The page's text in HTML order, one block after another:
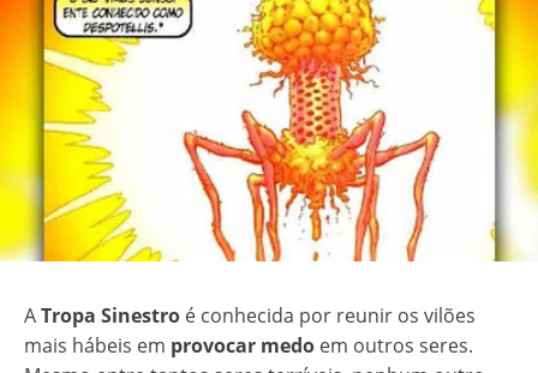
ATropa Sinestro é conhecida por reunir os vilões
mais hábeis em provocar medo em outros seres.